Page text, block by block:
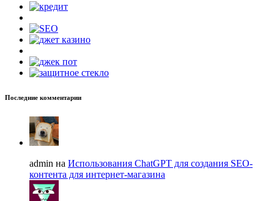
Последние комментарии
admin на Использования ChatGPT для создания SEO-
контента для интернет-магазина